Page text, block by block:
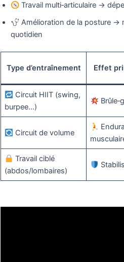
Travail multi‑articulaire →
Amélioration de la posture →
quotidien
Type d’entraînement Effet
Circuit HIIT (swing,
burpee…)
Circuit de volume
Travail ciblé
(abdos/lombaires)